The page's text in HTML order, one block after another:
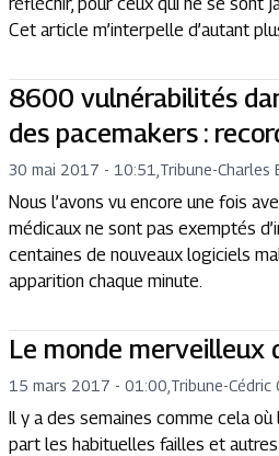
Cet article m’interpelle d’autant
8600 vulnérabilités
des pacemakers :
30 mai 2017 - 10:51 Tribune-Charles
Nous l’avons vu encore une fois
médicaux ne sont pas exemptés
centaines de nouveaux logiciels
apparition chaque minute.
Le monde merveilleux
15 mars 2017 - 01:00 Tribune-Cédric
Il y a des semaines comme cela où
part les habituelles failles et